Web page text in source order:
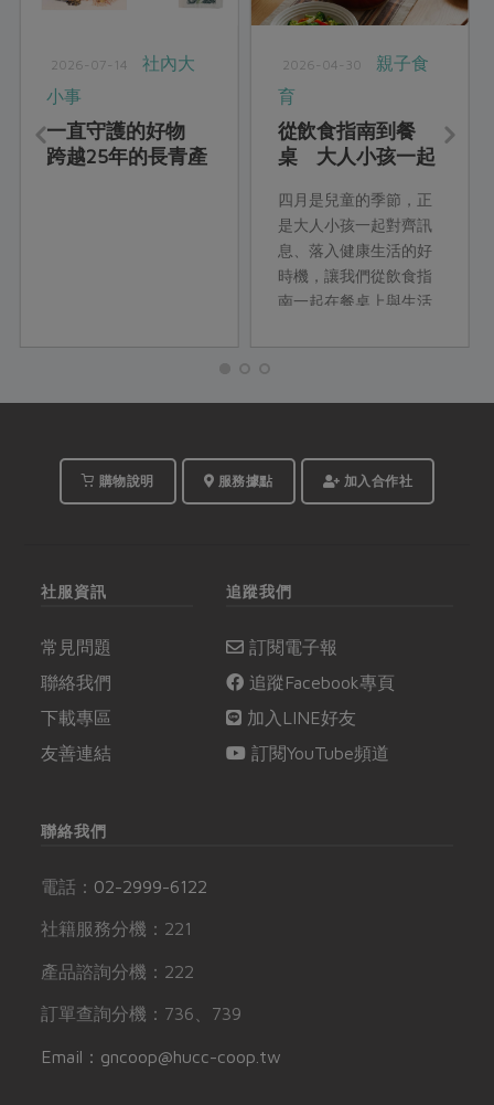
2026-07-14
社內大
小事
一直守護的好物
跨越25年的長青產
2026-04-30
親子食
育
從飲食指南到餐
桌 大人小孩一起
四月是兒童的季節，正
是大人小孩一起對齊訊
息、落入健康生活的好
時機，讓我們從飲食指
南一起在餐桌上與生活
購物說明 服務據點 加入合作社
社服資訊
常見問題
聯絡我們
下載專區
友善連結
追蹤我們
訂閱電子報
追蹤Facebook專頁
加入LINE好友
訂閱YouTube頻道
聯絡我們
電話： 02-2999-6122
社籍服務分機：221
產品諮詢分機：222
訂單查詢分機：736、739
Email：gncoop@hucc-coop.tw